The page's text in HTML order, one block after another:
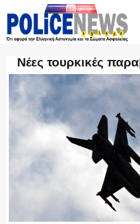
ΤΡΟΧΑΙΑ
ΟΠΚΕ
ΟΜΑΔΑ “Ζ”
Νέες τουρκικές